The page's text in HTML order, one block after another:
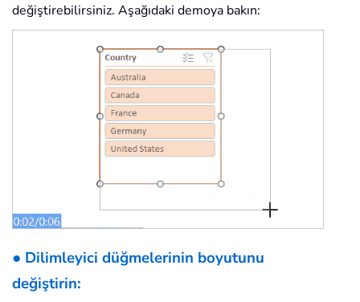
değiştirebilirsiniz. Aşağıdaki demoya bakın:
● Dilimleyici düğmelerinin boyutunu
değiştirin: